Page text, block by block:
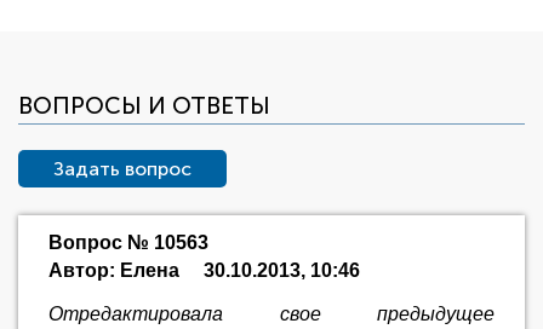
ВОПРОСЫ И ОТВЕТЫ
Задать вопрос
Вопрос № 10563
Автор: Елена
30.10.2013, 10:46
Отредактировала свое предыдущее